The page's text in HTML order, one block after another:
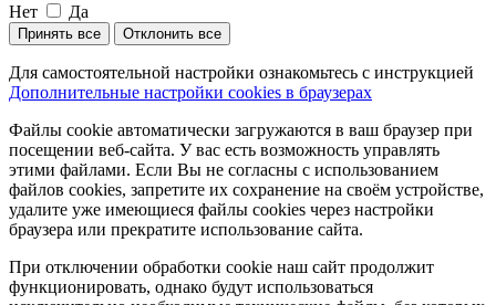
Нет
Да
Принять все Отклонить все
Для самостоятельной настройки ознакомьтесь с инструкцией
Дополнительные настройки cookies в браузерах
Файлы cookie автоматически загружаются в ваш браузер при
посещении веб-сайта. У вас есть возможность управлять
этими файлами. Если Вы не согласны с использованием
файлов cookies, запретите их сохранение на своём устройстве,
удалите уже имеющиеся файлы cookies через настройки
браузера или прекратите использование сайта.
При отключении обработки cookie наш сайт продолжит
функционировать, однако будут использоваться